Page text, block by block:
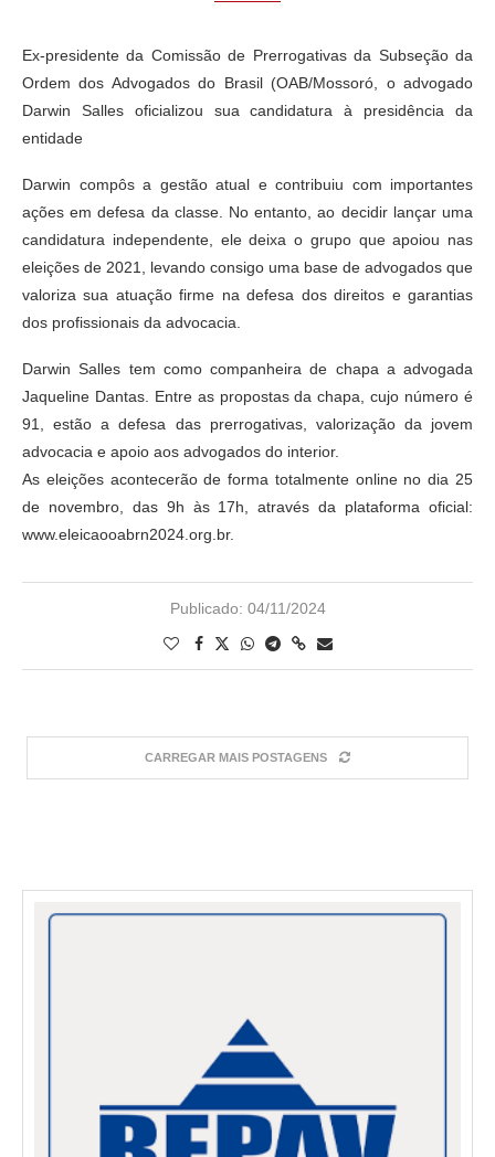
Ex-presidente da Comissão de Prerrogativas da Subseção da
Ordem dos Advogados do Brasil (OAB/Mossoró, o advogado
Darwin Salles oficializou sua candidatura à presidência da
entidade
Darwin compôs a gestão atual e contribuiu com importantes
ações em defesa da classe. No entanto, ao decidir lançar uma
candidatura independente, ele deixa o grupo que apoiou nas
eleições de 2021, levando consigo uma base de advogados que
valoriza sua atuação firme na defesa dos direitos e garantias
dos profissionais da advocacia.
Darwin Salles tem como companheira de chapa a advogada
Jaqueline Dantas. Entre as propostas da chapa, cujo número é
91, estão a defesa das prerrogativas, valorização da jovem
advocacia e apoio aos advogados do interior.
As eleições acontecerão de forma totalmente online no dia 25
de novembro, das 9h às 17h, através da plataforma oficial:
www.eleicaooabrn2024.org.br.
Publicado: 04/11/2024
CARREGAR MAIS POSTAGENS